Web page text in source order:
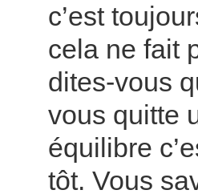
c’est
cela ne fait
dites-vous
vous quitte
équilibre
tôt. Vous